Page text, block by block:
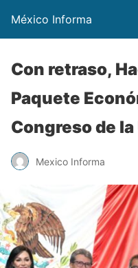
México Informa
Con retraso,
Paquete
Congreso de
Mexico Informa